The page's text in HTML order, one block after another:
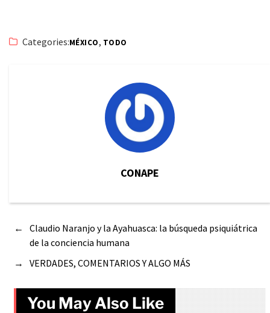
Categories:MÉXICO, TODO
CONAPE
←
Claudio Naranjo y la Ayahuasca: la búsqueda psiquiátrica
de la conciencia humana
→
VERDADES, COMENTARIOS Y ALGO MÁS
You May Also Like